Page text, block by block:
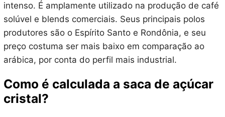
intenso. É amplamente utilizado na produção de café
solúvel e blends comerciais. Seus principais polos
produtores são o Espírito Santo e Rondônia, e seu
preço costuma ser mais baixo em comparação ao
arábica, por conta do perfil mais industrial.
Como é calculada a saca de açúcar
cristal?